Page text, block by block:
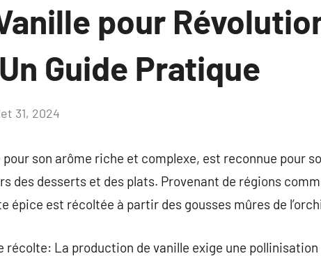
pour
Guide Pratique
31, 2024
son arôme riche et complexe, est reconnue pour
des desserts et des plats. Provenant de régions
épice est récoltée à partir des gousses mûres de
récolte: La production de vanille exige une